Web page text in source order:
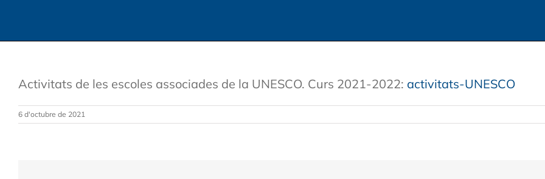
Activitats de les escoles associades de la UNESCO. Curs 2021-2022: activitats-UNESCO
6 d'octubre de 2021